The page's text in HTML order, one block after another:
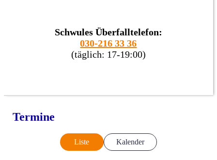
Schwules Überfalltelefon:
030-216 33 36
(täglich: 17-19:00)
Termine
Liste Kalender